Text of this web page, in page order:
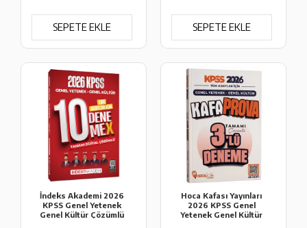
SEPETE EKLE SEPETE EKLE
İndeks Akademi 2026
KPSS Genel Yetenek
Genel Kültür Çözümlü
Hoca Kafası Yayınları
2026 KPSS Genel
Yetenek Genel Kültür